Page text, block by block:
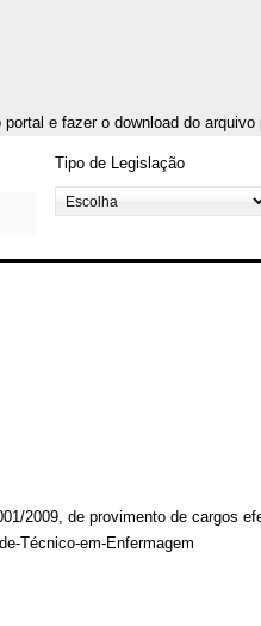
e fazer o download do
Tipo de Legislação
2009, de provimento de cargos
Técnico-em-Enfermagem